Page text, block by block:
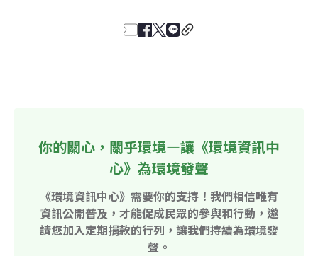
你的關心，關乎環境—讓《環境資訊中
心》為環境發聲
《環境資訊中心》需要你的支持！我們相信唯有
資訊公開普及，才能促成民眾的參與和行動，邀
請您加入定期捐款的行列，讓我們持續為環境發
聲。